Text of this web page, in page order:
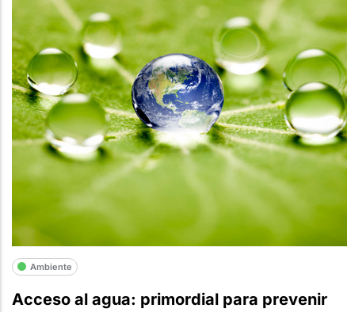
Ambiente
Acceso al agua: primordial para prevenir